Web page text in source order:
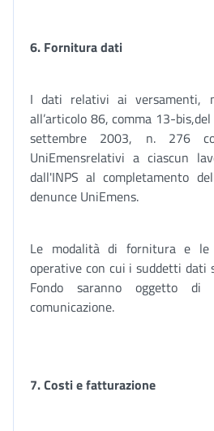
6. Fornitura dati
I dati relativi ai versamenti,
all’articolo 86, comma 13-
settembre 2003, n. 276
UniEmensrelativi a ciascun
dall'INPS al completamento
denunce UniEmens.
Le modalità di fornitura e le
operative con cui i suddetti dati
Fondo saranno oggetto di
comunicazione.
7.Costi e fatturazione